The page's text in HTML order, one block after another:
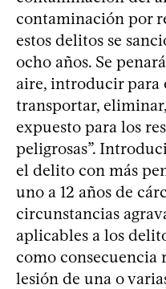
contaminación por
estos delitos se
ocho años. Se
aire, introducir para
transportar,
expuesto para los
peligrosas”.
el delito con más
uno a 12 años de
circunstancias
aplicables a los
como consecuencia
lesión de una o